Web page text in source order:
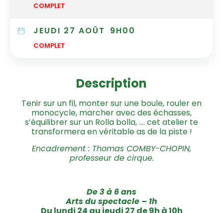
COMPLET
JEUDI 27 AOÛT 9H00
COMPLET
Description
Tenir sur un fil, monter sur une boule, rouler en
monocycle, marcher avec des échasses,
s’équilibrer sur un Rolla bolla, …. cet atelier te
transformera en véritable as de la piste !
Encadrement : Thomas COMBY-CHOPIN,
professeur de cirque.
De 3 à 6 ans
Arts du spectacle – 1h
Du lundi 24 au jeudi 27 de 9h à 10h